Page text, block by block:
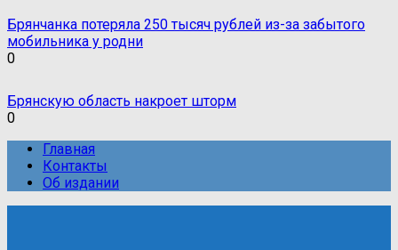
Брянчанка потеряла 250 тысяч рублей из-за забытого
мобильника у родни
0
Брянскую область накроет шторм
0
Главная
Контакты
Об издании